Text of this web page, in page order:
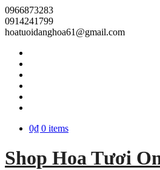
0966873283
0914241799
hoatuoidanghoa61@gmail.com
0₫ 0 items
Shop Hoa Tươi